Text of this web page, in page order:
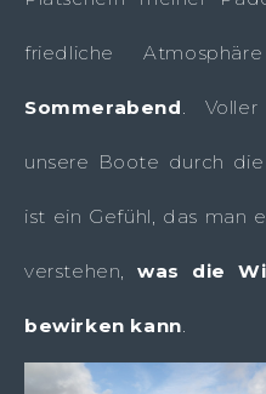
friedliche
Sommerabend.
unsere Boote durch
ist ein Gefühl, das man
verstehen,was die
bewirken kann.